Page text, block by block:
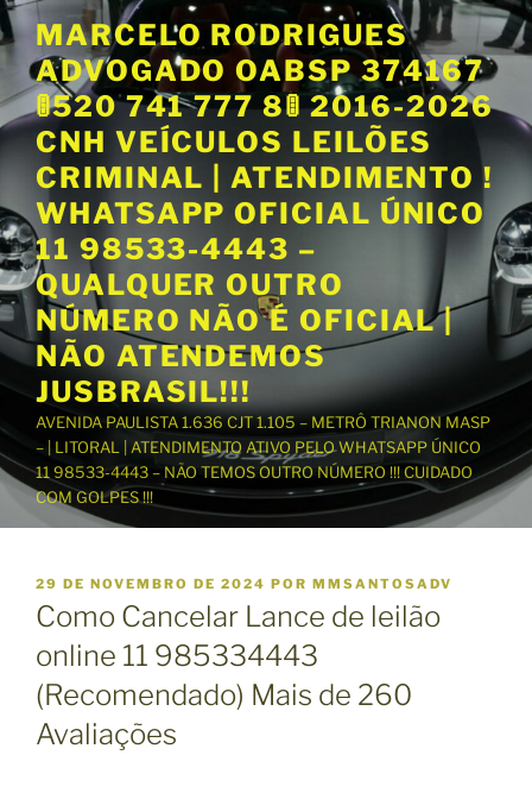
P
u
a
r
r
a
o
c
o
n
t
ú
d
MARCELO RODRIGUES
ADVOGADO OABSP 374167
🚦520 741 777 8🚦 2016-2026
CNH VEÍCULOS LEILÕES
CRIMINAL | ATENDIMENTO !
WHATSAPP OFICIAL ÚNICO
11 98533-4443 –
QUALQUER OUTRO
NÚMERO NÃO É OFICIAL |
NÃO ATENDEMOS
JUSBRASIL!!!
AVENIDA PAULISTA 1.636 CJT 1.105 – METRÔ TRIANON MASP
– | LITORAL | ATENDIMENTO ATIVO PELO WHATSAPP ÚNICO
11 98533-4443 – NÃO TEMOS OUTRO NÚMERO !!! CUIDADO
COM GOLPES !!!
P
U
B
I
C
A
D
29 DE NOVEMBRO DE 2024 POR MMSANTOSADV
Como Cancelar Lance de leilão
online 11 985334443
(Recomendado) Mais de 260
Avaliações